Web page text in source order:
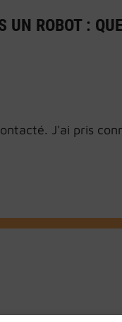
ROBOT :
J'ai pris